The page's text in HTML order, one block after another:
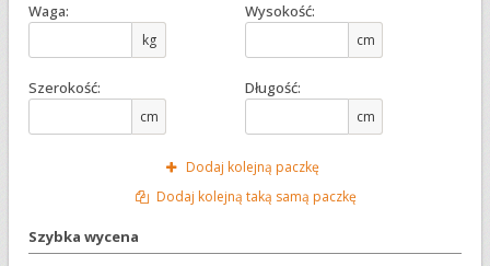
Waga:
kg
Wysokość:
cm
Szerokość:
cm
Długość:
cm
Dodaj kolejną paczkę
Dodaj kolejną taką samą paczkę
Szybka wycena